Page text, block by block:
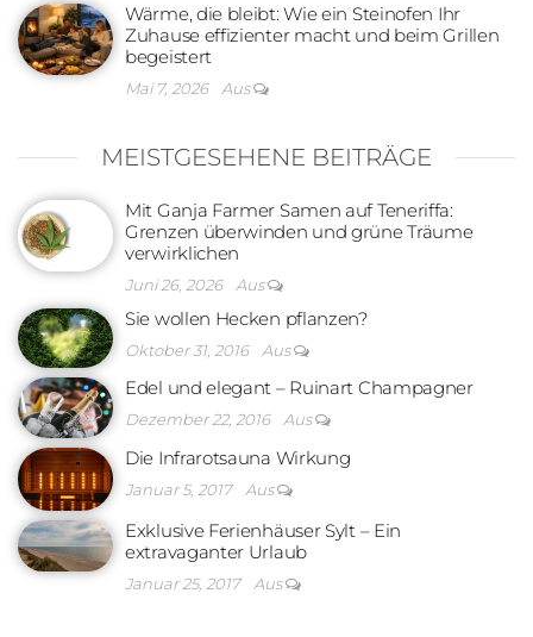
Wärme, die bleibt: Wie ein Steinofen Ihr
Zuhause effizienter macht und beim Grillen
begeistert
Mai 7, 2026 Aus
MEISTGESEHENE BEITRÄGE
Mit Ganja Farmer Samen auf Teneriffa:
Grenzen überwinden und grüne Träume
verwirklichen
Juni 26, 2026 Aus
Sie wollen Hecken pflanzen?
Oktober 31, 2016 Aus
Edel und elegant – Ruinart Champagner
Dezember 22, 2016 Aus
Die Infrarotsauna Wirkung
Januar 5, 2017 Aus
Exklusive Ferienhäuser Sylt – Ein
extravaganter Urlaub
Januar 25, 2017 Aus